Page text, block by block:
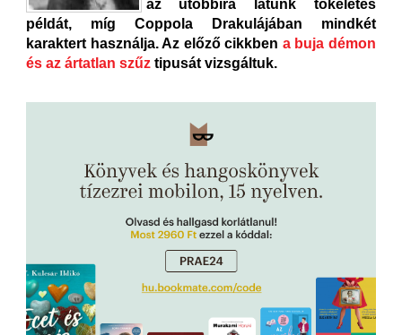
az utóbbira látunk tökéletes
példát, míg Coppola Drakulájában mindkét
karaktert használja. Az előző cikkben a buja démon
és az ártatlan szűz tipusát vizsgáltuk.